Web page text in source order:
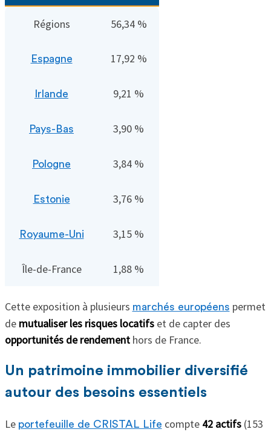
Régions 56,34 %
Espagne 17,92 %
Irlande 9,21 %
Pays-Bas 3,90 %
Pologne 3,84 %
Estonie 3,76 %
Royaume-Uni 3,15 %
Île-de-France 1,88 %
Cette exposition à plusieurs marchés européens permet
de mutualiser les risques locatifset de capter des
opportunités de rendementhors de France.
Un patrimoine immobilier diversifié
autour des besoins essentiels
Le portefeuille de CRISTAL Life compte 42 actifs(153